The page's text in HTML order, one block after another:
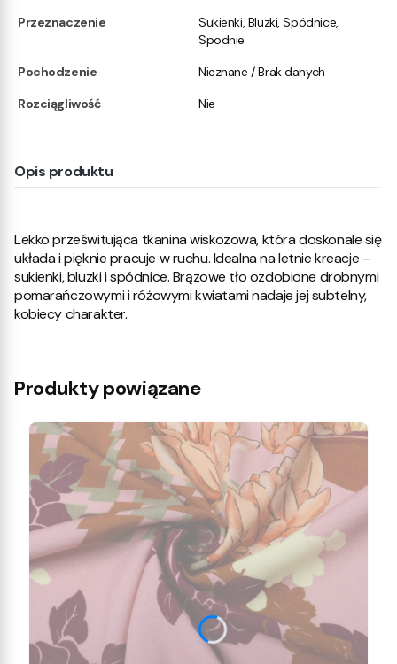
Przeznaczenie
Sukienki, Bluzki, Spódnice,
Spodnie
Pochodzenie
Nieznane / Brak danych
Rozciągliwość
Nie
Opis produktu
Lekko prześwitująca tkanina wiskozowa, która doskonale się
układa i pięknie pracuje w ruchu. Idealna na letnie kreacje –
sukienki, bluzki i spódnice. Brązowe tło ozdobione drobnymi
pomarańczowymi i różowymi kwiatami nadaje jej subtelny,
kobiecy charakter.
Produkty powiązane